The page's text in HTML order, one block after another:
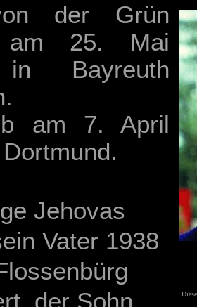
der Grün
am 25. Mai
Bayreuth
am 7. April
Jehovas
Vater 1938
der Sohn